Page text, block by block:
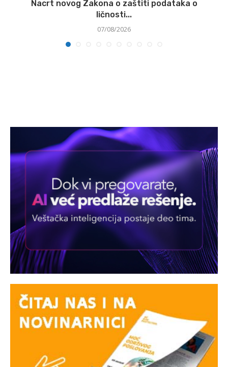
Nacrt novog Zakona o zaštiti podataka o
ličnosti...
07/08/2026